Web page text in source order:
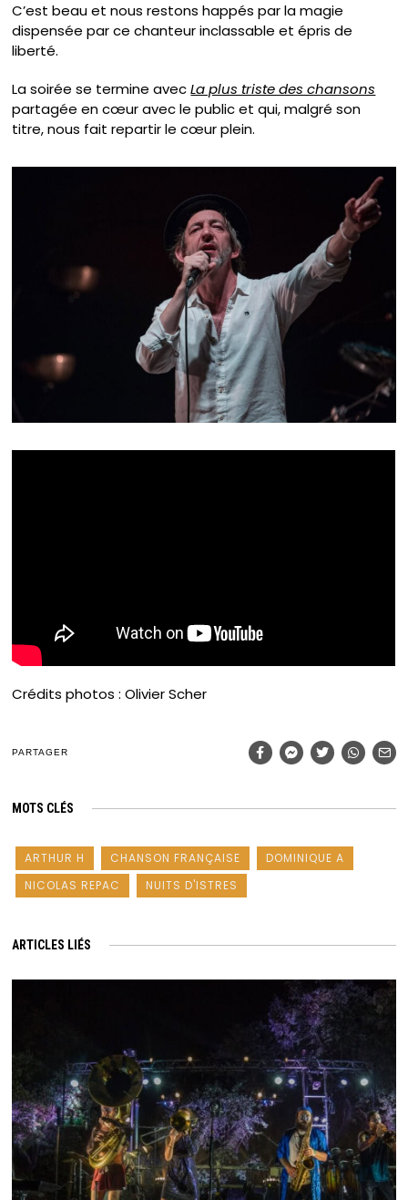
C’est beau et nous restons happés par la magie
dispensée par ce chanteur inclassable et épris de
liberté.
La soirée se termine avecLa plus triste des chansons
partagée en cœur avec le public et qui, malgré son
titre, nous fait repartir le cœur plein.
Crédits photos : Olivier Scher
PARTAGER
MOTS CLÉS
ARTHUR H CHANSON FRANÇAISE
DOMINIQUE A
NICOLAS REPAC
NUITS D'ISTRES
ARTICLES LIÉS